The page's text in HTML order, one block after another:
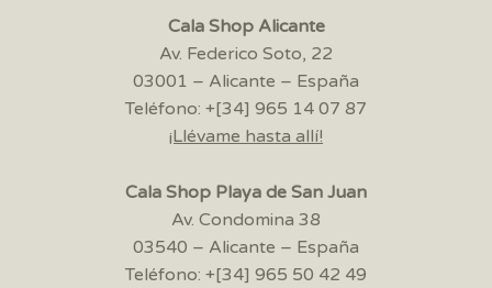
Cala Shop Alicante
Av. Federico Soto, 22
03001 – Alicante – España
Teléfono: +[34] 965 14 07 87
¡Llévame hasta allí!
Cala Shop Playa de San Juan
Av. Condomina 38
03540 – Alicante – España
Teléfono: +[34] 965 50 42 49